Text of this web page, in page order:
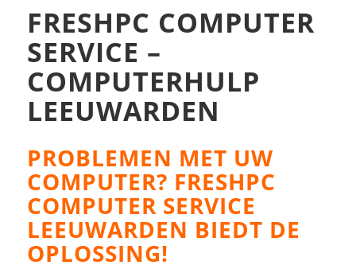
FRESHPC COMPUTER
SERVICE –
COMPUTERHULP
LEEUWARDEN
PROBLEMEN MET UW
COMPUTER? FRESHPC
COMPUTER SERVICE
LEEUWARDEN BIEDT DE
OPLOSSING!